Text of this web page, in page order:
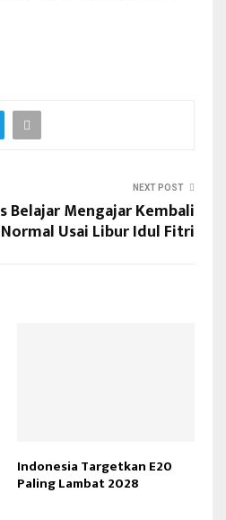
NEXT POST
Belajar Mengajar Kembali
Normal Usai Libur Idul Fitri
Indonesia Targetkan E20
Paling Lambat 2028